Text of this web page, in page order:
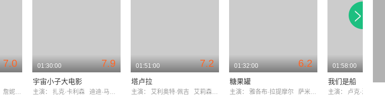
7.0
詹妮弗·康纳利
7.9
01:30:00
宇宙小子大电影
主演： 扎克·卡利森 迪迪·马格诺
7.2
01:51:00
塔卢拉
主演： 艾利奥特·佩吉 艾莉森·詹尼
6.2
01:32:00
糖果罐
主演： 雅各布·拉提摩尔 萨米·盖尔
01:58:00
我们是船
主演： 卢克·海姆